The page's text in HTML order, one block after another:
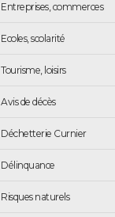
Entreprises, commerces
Ecoles, scolarité
Tourisme, loisirs
Avis de décès
Déchetterie Curnier
Délinquance
Risques naturels